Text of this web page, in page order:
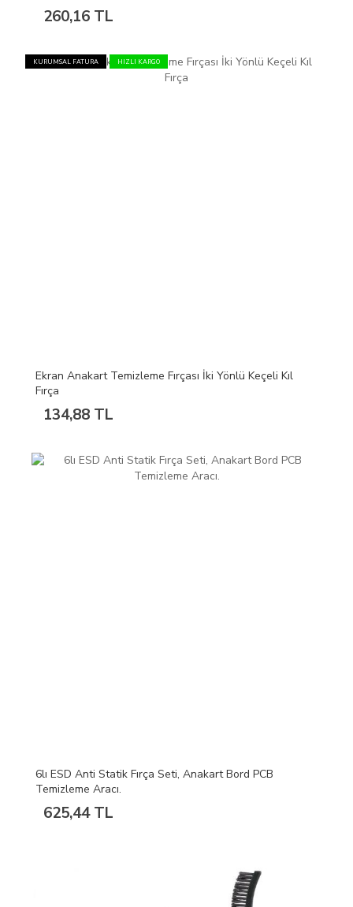
260,16 TL
KURUMSAL FATURA HIZLI KARGO
Ekran Anakart Temizleme Fırçası İki Yönlü Keçeli Kıl
Fırça
134,88 TL
6lı ESD Anti Statik Fırça Seti, Anakart Bord PCB
Temizleme Aracı.
625,44 TL